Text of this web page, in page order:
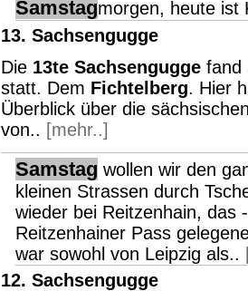
Samstagmorgen, heute
13. Sachsengugge
Die 13te Sachsenguggefand
statt. Dem Fichtelberg. Hier
Überblick über die
von.. [mehr..]
Samstag wollen wir den
kleinen Strassen durch
wieder bei Reitzenhain, das
Reitzenhainer Pass
war sowohl von Leipzig als..
12. Sachsengugge